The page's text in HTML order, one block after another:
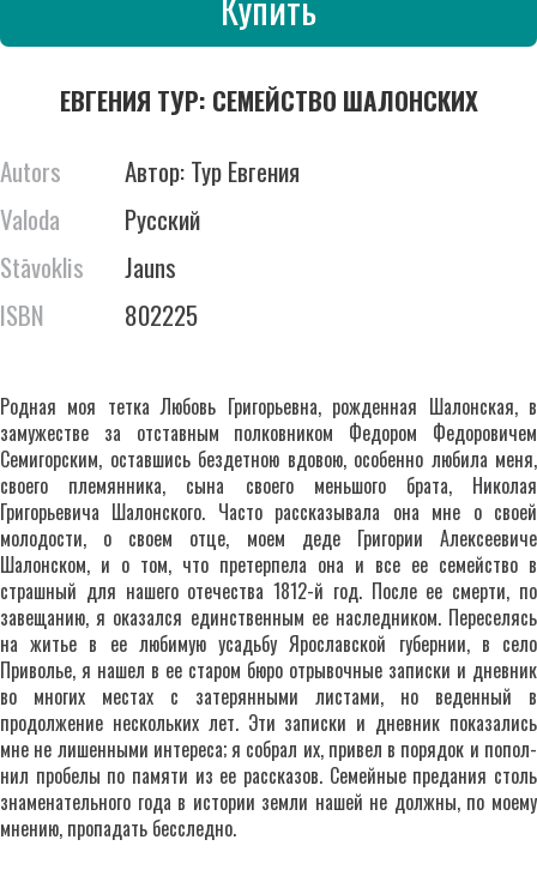
ЕВГЕНИЯ ТУР: СЕМЕЙСТВО ШАЛОНСКИХ
Autors
Автор: Тур Евгения
Valoda
Русский
Stāvoklis
Jauns
ISBN
802225
Родная моя тетка Любовь Григорьевна, рожденная Шалонская, в
замужестве за отставным полковником Федором Федоровичем
Семигорским, оставшись бездетною вдовою, особенно любила меня,
своего племянника, сына своего меньшого брата, Николая
Григорьевича Шалонского. Часто рассказывала она мне о своей
молодости, о своем отце, моем деде Григории Алексеевиче
Шалонском, и о том, что претерпела она и все ее семейство в
страшный для нашего отечества 1812-й год. После ее смерти, по
завещанию, я оказался единственным ее наследником. Переселясь
на житье в ее любимую усадьбу Ярославской губернии, в село
Приволье, я нашел в ее старом бюро отрывочные записки и дневник
во многих местах с затерянными листами, но веденный в
продолжение нескольких лет. Эти записки и дневник показались
мне не лишенными интереса; я собрал их, привел в порядок и попол­
нил пробелы по памяти из ее рассказов. Семейные предания столь
знаменательного года в истории земли нашей не должны, по моему
мнению, пропадать бесследно.